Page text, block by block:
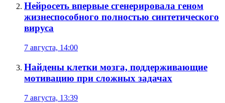
Нейросеть впервые сгенерировала геном
жизнеспособного полностью синтетического
вируса
7 августа, 14:00
Найдены клетки мозга, поддерживающие
мотивацию при сложных задачах
7 августа, 13:39